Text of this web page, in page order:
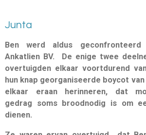
Junta
Ben werd aldus
Ankatlien BV. De enige twee
overtuigden elkaar voortdurend
hun knap georganiseerde boycot
elkaar eraan herinneren, dat
gedrag soms broodnodig is om
dienen.